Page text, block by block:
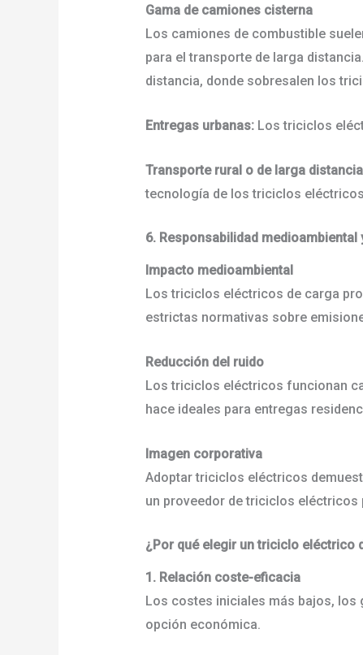
Gama de camiones cisterna
Los camiones de combustible
para el transporte de larga
distancia, donde sobresalen los
Entregas urbanas:Los triciclos
Transporte rural o de larga
tecnología de los triciclos
6. Responsabilidad medioambiental
Impacto medioambiental
Los triciclos eléctricos de carga
estrictas normativas sobre
Reducción del ruido
Los triciclos eléctricos funcionan
hace ideales para entregas
Imagen corporativa
Adoptar triciclos eléctricos
un proveedor de triciclos eléctricos
¿Por qué elegir un triciclo eléctrico
1. Relación coste-eficacia
Los costes iniciales más bajos,
opción económica.